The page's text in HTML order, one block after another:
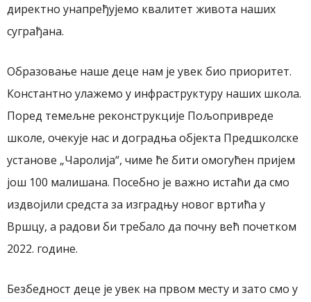
директно унапређујемо квалитет живота наших
суграђана.
Образовање наше деце нам је увек био приоритет.
Константно улажемо у инфраструктуру наших школа.
Поред темељне реконструкције Пољопривреде
школе, очекује нас и доградња објекта Предшколске
установе „Чаролија“, чиме ће бити омогућен пријем
још 100 малишана. Посебно је важно истаћи да смо
издвојили средста за изградњу новог вртића у
Вршцу, а радови би требало да почну већ почетком
2022. године.
Безбедност деце је увек на првом месту и зато смо у